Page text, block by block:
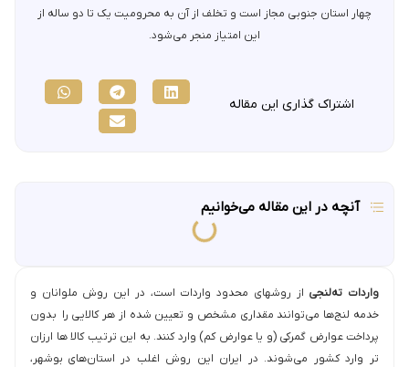
چهار استان جنوبی مجاز است و تخلف از آن به محرومیت یک تا دو ساله از
این امتیاز منجر می‌شود.
اشتراک گذاری این مقاله
واردات ته‌لنجی از روشهای محدود واردات است، در این روش ملوانان و
خدمه لنج‌ها می‌توانند مقداری مشخص و تعیین شده از هر کالایی را بدون
پرداخت عوارض گمرکی (و یا عوارض کم) وارد کنند. به این ترتیب کالا ها ارزان
تر وارد کشور می‌شوند. در ایران این روش اغلب در استان‌های بوشهر،
آنچه در این مقاله می‌خوانیم